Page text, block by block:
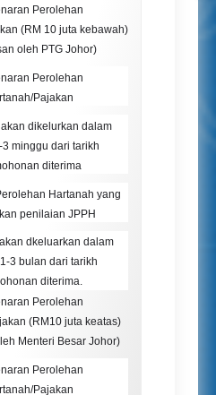
Perolehan
(RM 10 juta kebawah)
oleh PTG Johor)
Perolehan
Pajakan
dikelurkan dalam
minggu dari tarikh
diterima
Hartanah yang
penilaian JPPH
dkeluarkan dalam
3 bulan dari tarikh
diterima.
Perolehan
(RM10 juta keatas)
Menteri Besar Johor)
Perolehan
Pajakan